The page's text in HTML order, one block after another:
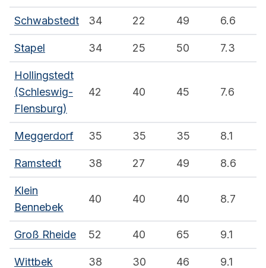
Schwabstedt 34 22 49 6.6
Stapel 34 25 50 7.3
Hollingstedt
(Schleswig-
Flensburg)
42 40 45 7.6
Meggerdorf 35 35 35 8.1
Ramstedt 38 27 49 8.6
Klein
Bennebek
40 40 40 8.7
Groß Rheide 52 40 65 9.1
Wittbek 38 30 46 9.1